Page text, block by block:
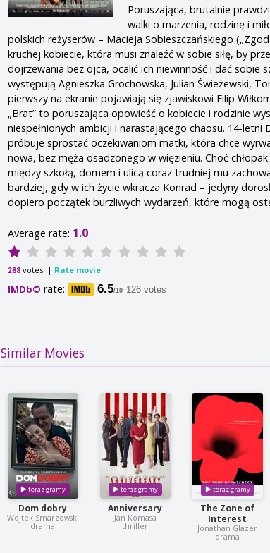
Poruszająca, brutalnie
walki o marzenia, rodzinę i
polskich reżyserów – Macieja Sobieszczańskiego
kruchej kobiecie, która musi znaleźć w sobie siłę, by
dojrzewania bez ojca, ocalić ich niewinność i dać sobie
występują Agnieszka Grochowska, Julian Świeżewski,
pierwszy na ekranie pojawiają się zjawiskowi Filip
„Brat” to poruszająca opowieść o kobiecie i rodzinie
niespełnionych ambicji i narastającego chaosu. 14-
próbuje sprostać oczekiwaniom matki, która chce
nowa, bez męża osadzonego w więzieniu. Choć
między szkołą, domem i ulicą coraz trudniej mu
bardziej, gdy w ich życie wkracza Konrad – jedyny
dopiero początek burzliwych wydarzeń, które mogą
Average rate: 1.0
288votes. | Rate movie
IMDb© rate: 6.5/10 126 votes
Similar Movies
Dom dobry
Wojtek Smarzowski
drama
Anniversary
Jan Komasa
thriller
The Zone of
Interest
Jonathan Glazer
drama